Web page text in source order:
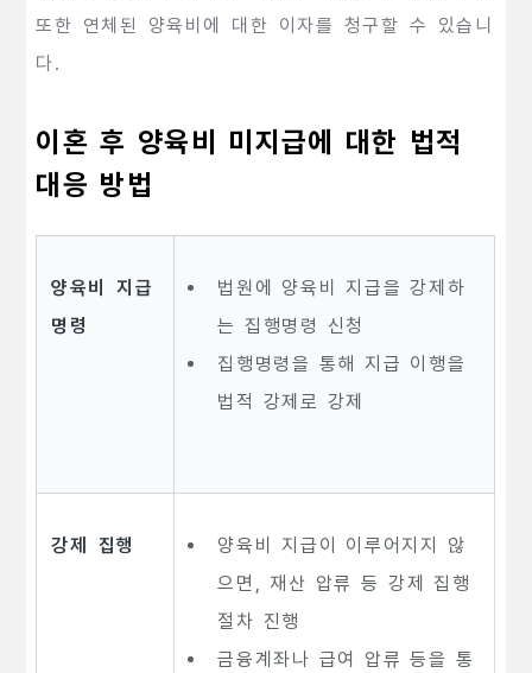
또한 연체된 양육비에 대한 이자를 청구할 수 있습니
다.
이혼 후 양육비 미지급에 대한 법적
대응 방법
양육비 지급
명령
법원에 양육비 지급을 강제하
는 집행명령 신청
집행명령을 통해 지급 이행을
법적 강제로 강제
강제 집행
양육비 지급이 이루어지지 않
으면, 재산 압류 등 강제 집행
절차 진행
금융계좌나 급여 압류 등을 통